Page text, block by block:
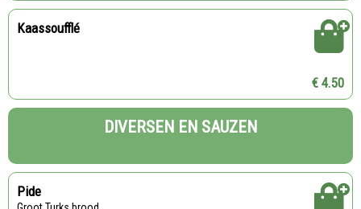
Kaassoufflé
€ 4.50
DIVERSEN EN SAUZEN
Pide